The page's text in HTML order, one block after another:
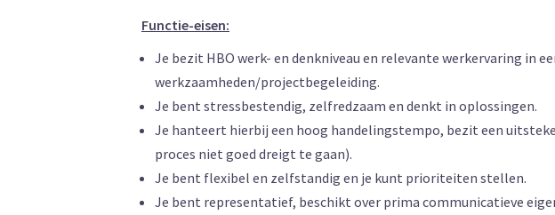
Functie-eisen:
Je bezit HBO werk- en denkniveau en relevante werkervaring in
werkzaamheden/projectbegeleiding.
Je bent stressbestendig, zelfredzaam en denkt in oplossingen.
Je hanteert hierbij een hoog handelingstempo, bezit een
proces niet goed dreigt te gaan).
Je bent flexibel en zelfstandig en je kunt prioriteiten stellen.
Je bent representatief, beschikt over prima communicatieve